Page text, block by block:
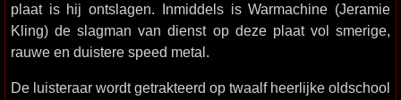
plaat is hij ontslagen. Inmiddels is Warmachine (Jeramie
Kling) de slagman van dienst op deze plaat vol smerige,
rauwe en duistere speed metal.
De luisteraar wordt getrakteerd op twaalf heerlijke oldschool